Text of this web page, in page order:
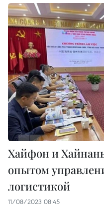
Хайфон и
опытом
логистикой
11/08/2023 08:45